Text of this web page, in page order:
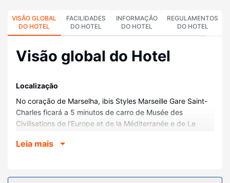
VISÃO GLOBAL
DO HOTEL
FACILIDADES
DO HOTEL
INFORMAÇÃO
DO HOTEL
REGULAMENTOS
DO HOTEL
Visão global do Hotel
Localização
No coração de Marselha, ibis Styles Marseille Gare Saint-
Charles ficará a 5 minutos de carro de Musée des
Civilisations de l’Europe et de la Méditerranée e de Le
Maritime de Marseille e a 3,1 km (1,9 mi) de Hôpital de
Leia mais